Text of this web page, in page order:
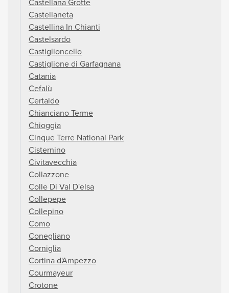
Castellana Grotte
Castellaneta
Castellina In Chianti
Castelsardo
Castiglioncello
Castiglione di Garfagnana
Catania
Cefalù
Certaldo
Chianciano Terme
Chioggia
Cinque Terre National Park
Cisternino
Civitavecchia
Collazzone
Colle Di Val D'elsa
Collepepe
Collepino
Como
Conegliano
Corniglia
Cortina d'Ampezzo
Courmayeur
Crotone